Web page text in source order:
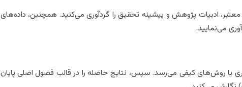
ادبیات پژوهش و پیشینه تحقیق را گردآوری می‌کنید. همچنین، داده‌های
می‌نمایید.
یا روش‌های کیفی می‌رسد. سپس، نتایج حاصله را در قالب فصول اصلی پایان